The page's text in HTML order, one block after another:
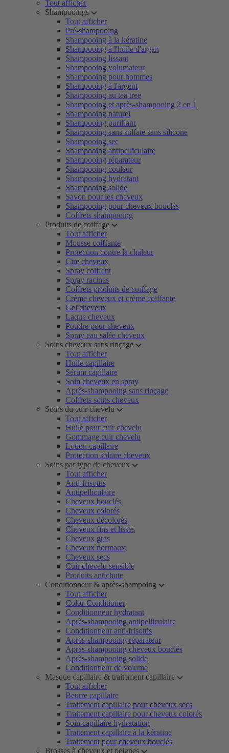
Tout afficher
Shampooings
Tout afficher
Pré-shampooing
Shampooing à la kératine
Shampooing à l'huile d'argan
Shampooing lissant
Shampooing volumateur
Shampooing pour hommes
Shampooing à l'argent
Shampooing au tea tree
Shampooing et après-shampooing 2 en 1
Shampooing naturel
Shampooing purifiant
Shampooing sans sulfate sans silicone
Shampooing sec
Shampooing antipelliculaire
Shampooing réparateur
Shampooing couleur
Shampooing hydratant
Shampooing solide
Savon pour les cheveux
Shampooing pour cheveux bouclés
Coffrets shampooing
Produits de coiffage
Tout afficher
Mousse coiffante
Protection contre la chaleur
Cire cheveux
Spray coiffant
Spray racines
Coffrets produits de coiffage
Crème cheveux et crème coiffante
Gel cheveux
Laque cheveux
Poudre pour cheveux
Spray eau salée cheveux
Soins cheveux sans rinçage
Tout afficher
Huile capillaire
Sérum capillaire
Soin cheveux en spray
Après-shampooing sans rinçage
Coffrets soins cheveux
Soins du cuir chevelu
Tout afficher
Huile pour cuir chevelu
Gommage cuir chevelu
Lotion capillaire
Protection solaire cheveux
Soins par type de cheveux
Tout afficher
Anti-frisottis
Antipelliculaire
Cheveux bouclés
Cheveux colorés
Cheveux décolorés
Cheveux fins et lisses
Cheveux gras
Cheveux normaux
Cheveux secs
Cuir chevelu sensible
Produits antichute
Conditionneur & après-shampoing
Tout afficher
Color-Conditioner
Conditionneur hydratant
Après-shampooing antipelliculaire
Conditionneur anti-frisottis
Après-shampooing réparateur
Après-shampooing cheveux bouclés
Après-shampooing solide
Conditionneur de volume
Masque capillaire & traitement capillaire
Tout afficher
Beurre capillaire
Traitement capillaire pour cheveux secs
Traitement capillaire pour cheveux colorés
Soin capillaire hydratation
Traitement capillaire à la kératine
Traitement pour cheveux bouclés
Brosses à cheveux et peignes